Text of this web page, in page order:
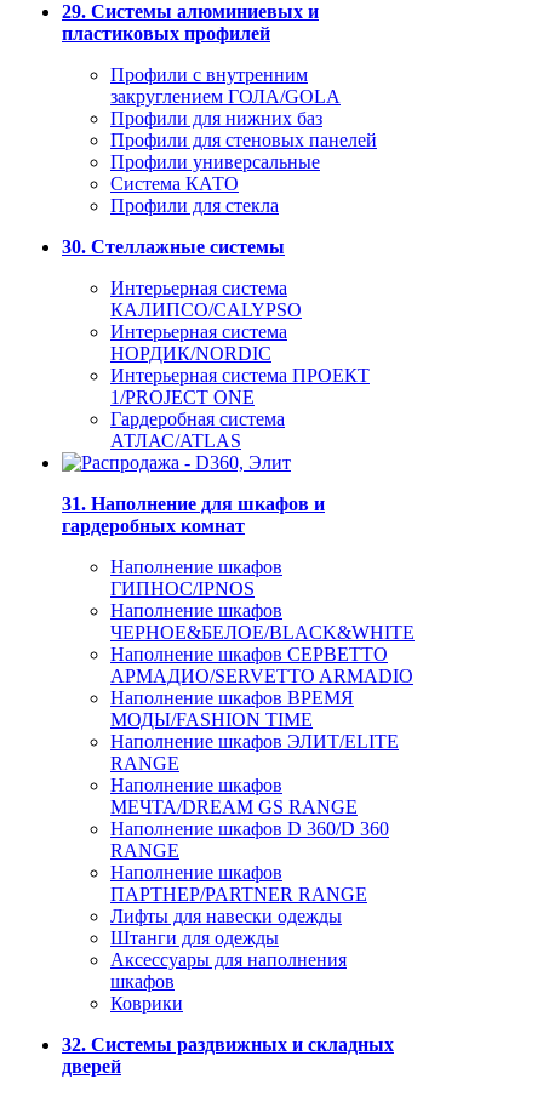
29. Системы алюминиевых и
пластиковых профилей
Профили с внутренним
закруглением ГОЛА/GOLA
Профили для нижних баз
Профили для стеновых панелей
Профили универсальные
Система КАТО
Профили для стекла
30. Стеллажные системы
Интерьерная система
КАЛИПСО/CALYPSO
Интерьерная система
НОРДИК/NORDIC
Интерьерная система ПРОЕКТ
1/PROJECT ONE
Гардеробная система
АТЛАС/ATLAS
31. Наполнение для шкафов и
гардеробных комнат
Наполнение шкафов
ГИПНОС/IPNOS
Наполнение шкафов
ЧЕРНОЕ&БЕЛОЕ/BLACK&WHITE
Наполнение шкафов СЕРВЕТТО
АРМАДИО/SERVETTO ARMADIO
Наполнение шкафов ВРЕМЯ
МОДЫ/FASHION TIME
Наполнение шкафов ЭЛИТ/ELITE
RANGE
Наполнение шкафов
МЕЧТА/DREAM GS RANGE
Наполнение шкафов D 360/D 360
RANGE
Наполнение шкафов
ПАРТНЕР/PARTNER RANGE
Лифты для навески одежды
Штанги для одежды
Аксессуары для наполнения
шкафов
Коврики
32. Системы раздвижных и складных
дверей